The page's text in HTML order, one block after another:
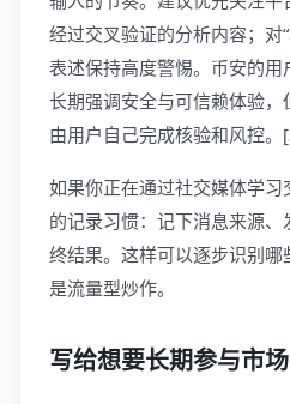
经过交叉验证的分析内容；对“
表述保持高度警惕。币安的
长期强调安全与可信赖体验
由用户自己完成核验和风控。
如果你正在通过社交媒体学
的记录习惯：记下消息来源
终结果。这样可以逐步识别
是流量型炒作。
写给想要长期参与市